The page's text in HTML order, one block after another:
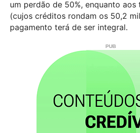
um perdão de 50%, enquanto aos
(cujos créditos rondam os 50,2
pagamento terá de ser integral.